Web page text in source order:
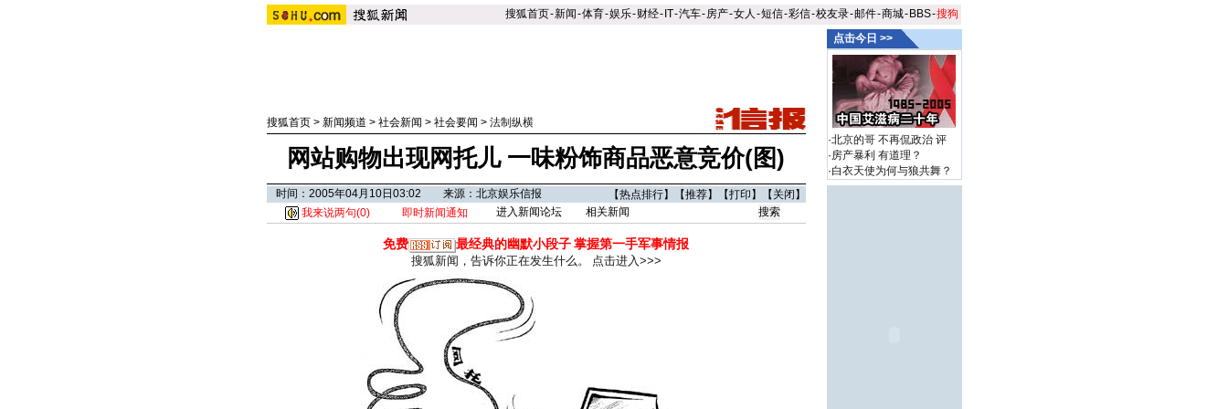
搜狐首页-新闻-体育-娱乐-财经- IT-汽车-房产-女人 -短信-彩信-校友录-邮件-商城- BBS-搜狗
搜狐首页> 新闻频道 > 社会新闻 > 社会要闻 > 法制纵横
网站购物出现网托儿 一味粉饰商品恶意竞价(图)
时间：2005年04月10日03:02 来源：北京娱乐信报 【热点排行】【推荐】【打印 】【 关闭 】
我来说两句(0) 即时新闻通知 进入新闻论坛 相关新闻
免费 最经典的幽默小段子掌握第一手军事情报
搜狐新闻，告诉你正在发生什么。 点击进入>>>
点击今日 >>
·北京的哥 不再侃政治 评
·房产暴利 有道理？
·白衣天使为何与狼共舞？